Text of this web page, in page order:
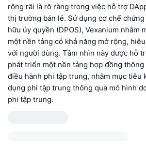
rộng rãi là rõ ràng trong việc hỗ trợ
thị trường bán lẻ. Sử dụng cơ chế
hữu ủy quyền (DPOS), Vexanium nhằm
một nền tảng có khả năng mở rộng,
với người dùng. Tầm nhìn này được hỗ
phát triển một nền tảng hợp đồng thông
điều hành phi tập trung, nhằm mục tiêu
dụng phi tập trung thông qua mô hình
phi tập trung.